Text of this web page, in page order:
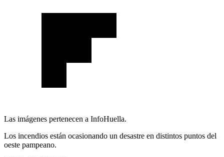
Las imágenes pertenecen a InfoHuella.
Los incendios están ocasionando un desastre en distintos puntos del
oeste pampeano.